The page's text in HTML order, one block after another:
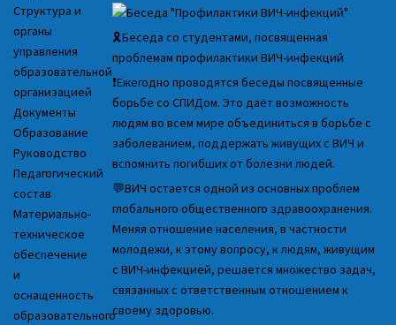
🎗Беседа со студентами, посвященная
проблемам профилактики ВИЧ-инфекций
❗Ежегодно проводятся беседы посвященные
борьбе со СПИДом. Это даёт возможность
людям во всем мире объединиться в борьбе с
заболеванием, поддержать живущих с ВИЧ и
вспомнить погибших от болезни людей.
💬ВИЧ остается одной из основных проблем
глобального общественного здравоохранения.
Меняя отношение населения, в частности
молодежи, к этому вопросу, к людям, живущим
с ВИЧ-инфекцией, решается множество задач,
связанных с ответственным отношением к
своему здоровью.
Структура и
органы
управления
образовательной
организацией
Документы
Образование
Руководство
Педагогический
состав
Материально-
техническое
обеспечение
и
оснащенность
образовательного